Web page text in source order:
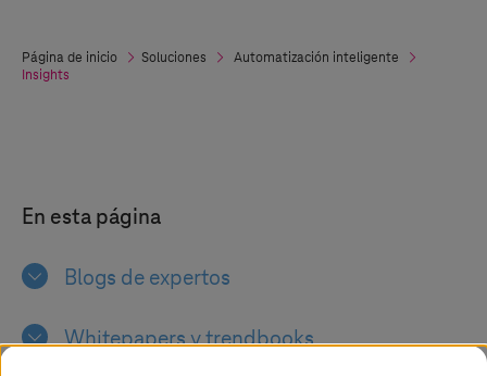
Página de inicio Soluciones
Automatización inteligente
Insights
En esta página
Blogs de expertos
Whitepapers y trendbooks